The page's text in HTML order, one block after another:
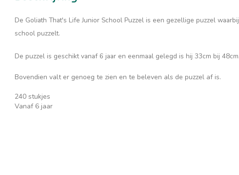
De Goliath That's Life Junior School Puzzel is een gezellige puzzel
school puzzelt.
De puzzel is geschikt vanaf 6 jaar en eenmaal gelegd is hij 33cm bij 48cm.
Bovendien valt er genoeg te zien en te beleven als de puzzel af is.
240 stukjes
Vanaf 6 jaar